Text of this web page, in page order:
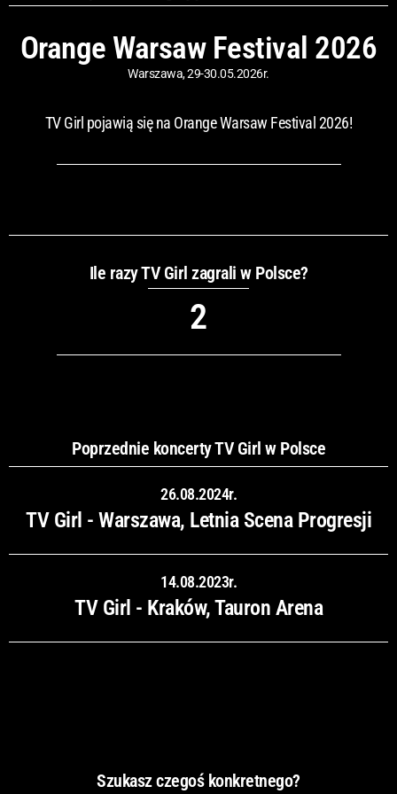
Orange Warsaw Festival 2026
Warszawa, 29-30.05.2026r.
TV Girl pojawią się na Orange Warsaw Festival 2026!
Ile razy TV Girl zagrali w Polsce?
2
Poprzednie koncerty TV Girl w Polsce
26.08.2024r.
TV Girl - Warszawa, Letnia Scena Progresji
14.08.2023r.
TV Girl - Kraków, Tauron Arena
Szukasz czegoś konkretnego?